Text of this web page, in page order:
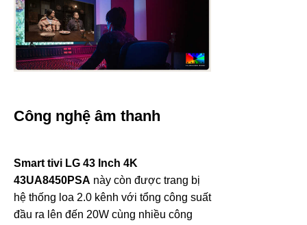
Công nghệ âm thanh
Smart tivi LG 43 Inch 4K
43UA8450PSA này còn được trang bị
hệ thống loa 2.0 kênh với tổng công suất
đầu ra lên đến 20W cùng nhiều công